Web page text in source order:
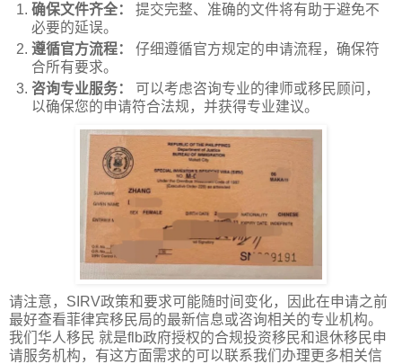
确保文件齐全：
提交完整、准确的文件将有助于避免不
必要的延误。
遵循官方流程：
仔细遵循官方规定的申请流程，确保符
合所有要求。
咨询专业服务：
可以考虑咨询专业的律师或移民顾问，
以确保您的申请符合法规，并获得专业建议。
请注意，SIRV政策和要求可能随时间变化，因此在申请之前
最好查看菲律宾移民局的最新信息或咨询相关的专业机构。
我们华人移民 就是flb政府授权的合规投资移民和退休移民申
请服务机构，有这方面需求的可以联系我们办理更多相关信